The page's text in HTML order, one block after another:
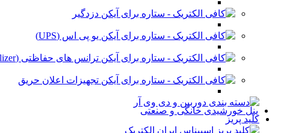
دزدگیر
یو پی اس (UPS)
ترانس های حفاظتی (stabilizer)
تجهیزات اعلان حریق
پنل خورشیدی خانگی و صنعتی
کلید پریز